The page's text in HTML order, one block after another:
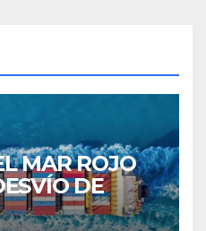
MAR ROJO
DE